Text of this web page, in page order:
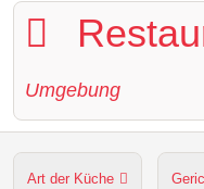
Umgebung
Art der Küche